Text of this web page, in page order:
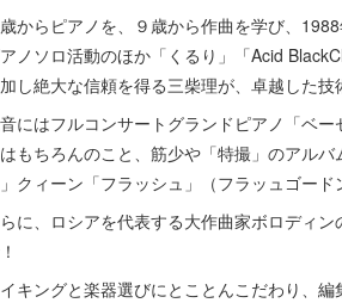
からピアノを、９歳から作曲を学び、
ノソロ活動のほか「くるり」「Acid
し絶大な信頼を得る三柴理が、卓越した
にはフルコンサートグランドピアノ「ベ
もちろんのこと、筋少や「特撮」のアル
クィーン「フラッシュ」（フラッュゴー
に、ロシアを代表する大作曲家ボロディ
キングと楽器選びにとことんこだわり、